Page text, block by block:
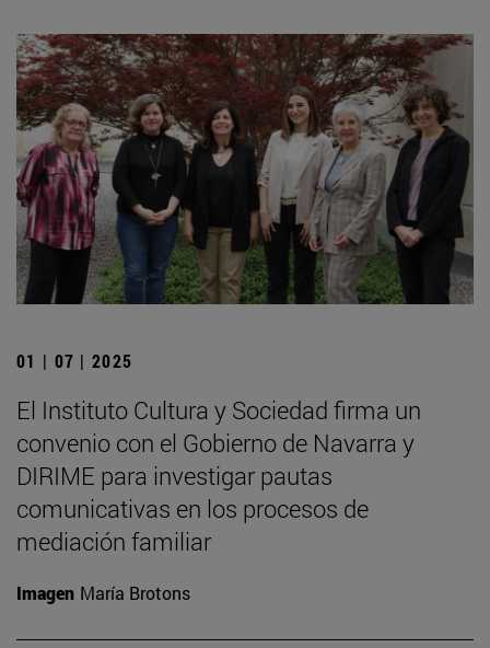
01 | 07 | 2025
El Instituto Cultura y Sociedad firma un
convenio con el Gobierno de Navarra y
DIRIME para investigar pautas
comunicativas en los procesos de
mediación familiar
Imagen María Brotons